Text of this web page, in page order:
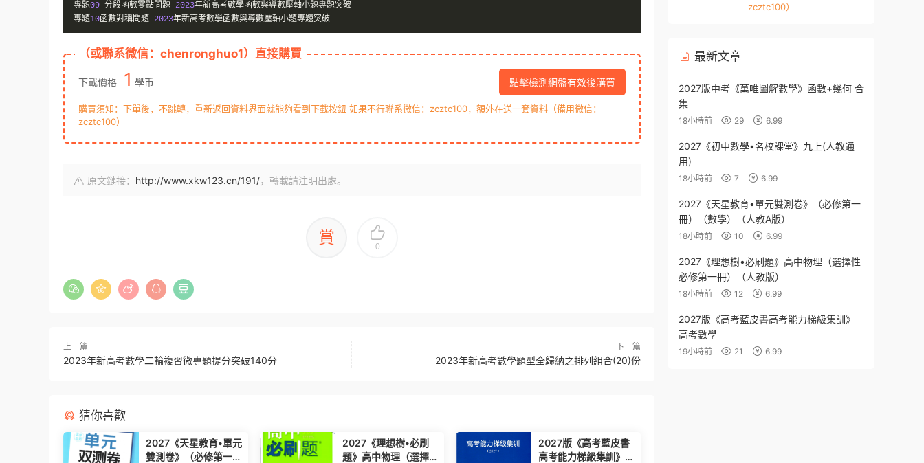
專題09 分段函數零點問題-2023年新高考數學函數與導數壓軸小題專題突破
專題10函數對稱問題-2023年新高考數學函數與導數壓軸小題專題突破
（或聯系微信：chenronghuo1）直接購買
下載價格 1 學币 點擊檢測網盤有效後購買
購買須知：下單後，不跳轉，重新返回資料界面就能夠看到下載按鈕 如果不行聯系微信：zcztc100，額外在送一套資料（備用微信：
zcztc100）
原文鏈接： http://www.xkw123.cn/191/，轉載請注明出處。
賞 0
上一篇
2023年新高考數學二輪複習微專題提分突破140分
下一篇
2023年新高考數學題型全歸納之排列組合(20)份
猜你喜歡
2027《天星教育•單元
雙測卷》（必修第一
2027《理想樹•必刷
題》高中物理（選擇性
2027版《高考藍皮書
高考能力梯級集訓》高
zcztc100）
最新文章
2027版中考《萬唯圖解數學》函數+幾何 合
集
18小時前 29 6.99
2027《初中數學•名校課堂》九上(人教通
用)
18小時前 7 6.99
2027《天星教育•單元雙測卷》（必修第一
冊）（數學）（人教A版）
18小時前 10 6.99
2027《理想樹•必刷題》高中物理（選擇性
必修第一冊）（人教版）
18小時前 12 6.99
2027版《高考藍皮書高考能力梯級集訓》
高考數學
19小時前 21 6.99